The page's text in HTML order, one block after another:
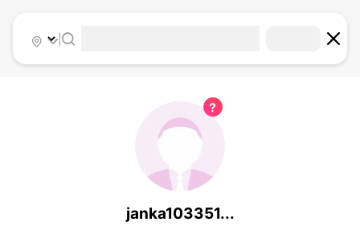
|
janka103351...